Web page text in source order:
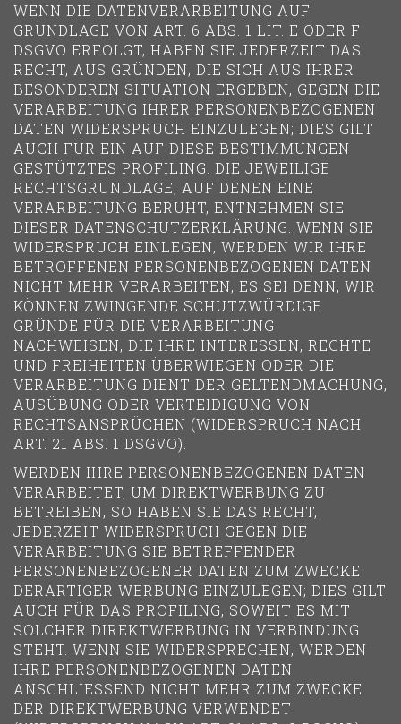
WENN DIE DATENVERARBEITUNG AUF
GRUNDLAGE VON ART. 6 ABS. 1 LIT. E ODER F
DSGVO ERFOLGT, HABEN SIE JEDERZEIT DAS
RECHT, AUS GRÜNDEN, DIE SICH AUS IHRER
BESONDEREN SITUATION ERGEBEN, GEGEN DIE
VERARBEITUNG IHRER PERSONENBEZOGENEN
DATEN WIDERSPRUCH EINZULEGEN; DIES GILT
AUCH FÜR EIN AUF DIESE BESTIMMUNGEN
GESTÜTZTES PROFILING. DIE JEWEILIGE
RECHTSGRUNDLAGE, AUF DENEN EINE
VERARBEITUNG BERUHT, ENTNEHMEN SIE
DIESER DATENSCHUTZERKLÄRUNG. WENN SIE
WIDERSPRUCH EINLEGEN, WERDEN WIR IHRE
BETROFFENEN PERSONENBEZOGENEN DATEN
NICHT MEHR VERARBEITEN, ES SEI DENN, WIR
KÖNNEN ZWINGENDE SCHUTZWÜRDIGE
GRÜNDE FÜR DIE VERARBEITUNG
NACHWEISEN, DIE IHRE INTERESSEN, RECHTE
UND FREIHEITEN ÜBERWIEGEN ODER DIE
VERARBEITUNG DIENT DER GELTENDMACHUNG,
AUSÜBUNG ODER VERTEIDIGUNG VON
RECHTSANSPRÜCHEN (WIDERSPRUCH NACH
ART. 21 ABS. 1 DSGVO).
WERDEN IHRE PERSONENBEZOGENEN DATEN
VERARBEITET, UM DIREKTWERBUNG ZU
BETREIBEN, SO HABEN SIE DAS RECHT,
JEDERZEIT WIDERSPRUCH GEGEN DIE
VERARBEITUNG SIE BETREFFENDER
PERSONENBEZOGENER DATEN ZUM ZWECKE
DERARTIGER WERBUNG EINZULEGEN; DIES GILT
AUCH FÜR DAS PROFILING, SOWEIT ES MIT
SOLCHER DIREKTWERBUNG IN VERBINDUNG
STEHT. WENN SIE WIDERSPRECHEN, WERDEN
IHRE PERSONENBEZOGENEN DATEN
ANSCHLIESSEND NICHT MEHR ZUM ZWECKE
DER DIREKTWERBUNG VERWENDET